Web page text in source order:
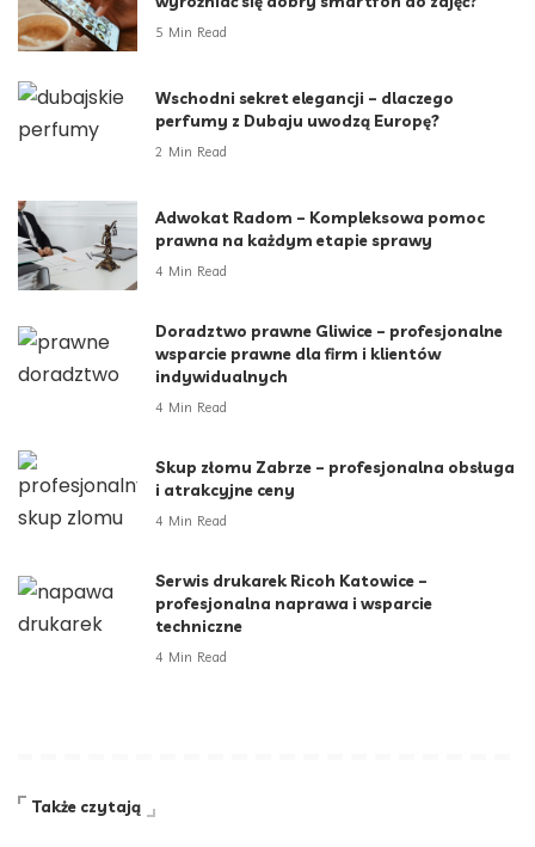
5 Min Read
Wschodni sekret elegancji – dlaczego
perfumy z Dubaju uwodzą Europę?
2 Min Read
Adwokat Radom – Kompleksowa pomoc
prawna na każdym etapie sprawy
4 Min Read
Doradztwo prawne Gliwice – profesjonalne
wsparcie prawne dla firm i klientów
indywidualnych
4 Min Read
Skup złomu Zabrze – profesjonalna obsługa
i atrakcyjne ceny
4 Min Read
Serwis drukarek Ricoh Katowice –
profesjonalna naprawa i wsparcie
techniczne
4 Min Read
Także czytają